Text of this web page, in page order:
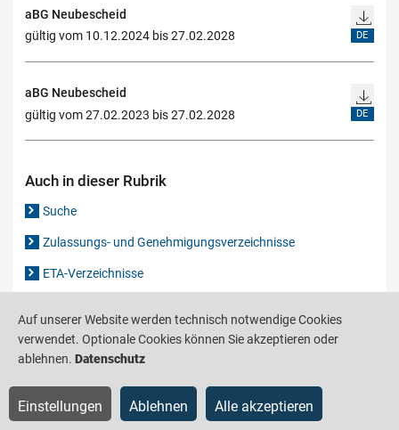
aBG Neubescheid
gültig vom 10.12.2024 bis 27.02.2028
DE
aBG Neubescheid
gültig vom 27.02.2023 bis 27.02.2028
DE
Auch in dieser Rubrik
Suche
Zulassungs- und Genehmigungsverzeichnisse
ETA-Verzeichnisse
Produktinformationsstelle für das Bauwesen
Barrierefreiheit Datenschutz Impressum Sitemap
Auf unserer Website werden technisch notwendige Cookies
verwendet. Optionale Cookies können Sie akzeptieren oder
ablehnen. Datenschutz
Einstellungen Ablehnen Alle akzeptieren